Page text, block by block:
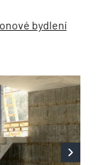
bydlení